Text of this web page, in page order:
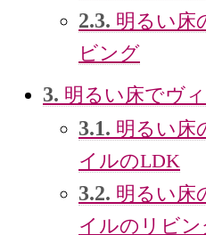
2.3. 明るい床
ビング
3. 明るい床でヴ
3.1. 明るい床
イルのLDK
3.2. 明るい床
イルのリビ